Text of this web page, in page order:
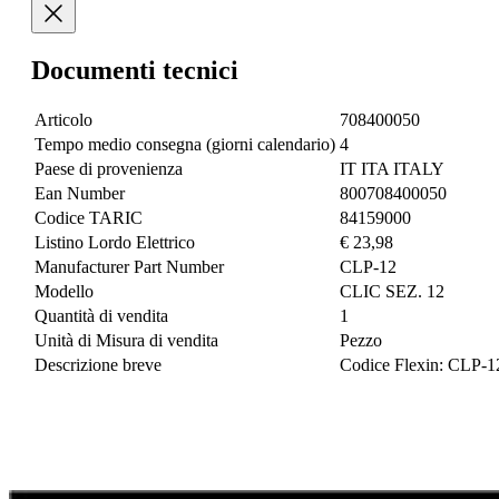
Documenti tecnici
Articolo
708400050
Tempo medio consegna (giorni calendario) 4
Paese di provenienza
IT ITA ITALY
Ean Number
800708400050
Codice TARIC
84159000
Listino Lordo Elettrico
€ 23,98
Manufacturer Part Number
CLP-12
Modello
CLIC SEZ. 12
Quantità di vendita
1
Unità di Misura di vendita
Pezzo
Descrizione breve
Codice Flexin: CLP-